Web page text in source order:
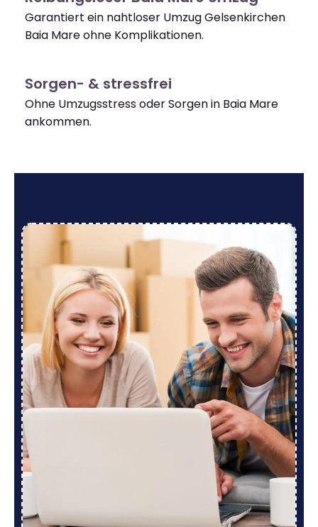
Garantiert ein nahtloser Umzug Gelsenkirchen
Baia Mare ohne Komplikationen.
Sorgen- & stressfrei
Ohne Umzugsstress oder Sorgen in Baia Mare
ankommen.